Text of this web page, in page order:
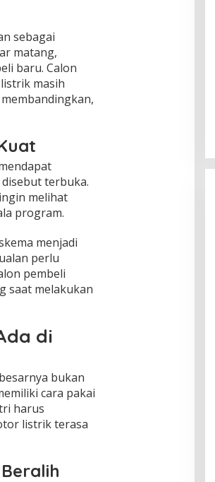
sebagai
matang,
baru. Calon
masih
terbuka.
melihat
program.
menjadi
perlu
pembeli
saat melakukan
di
bukan
cara pakai
harus
listrik terasa